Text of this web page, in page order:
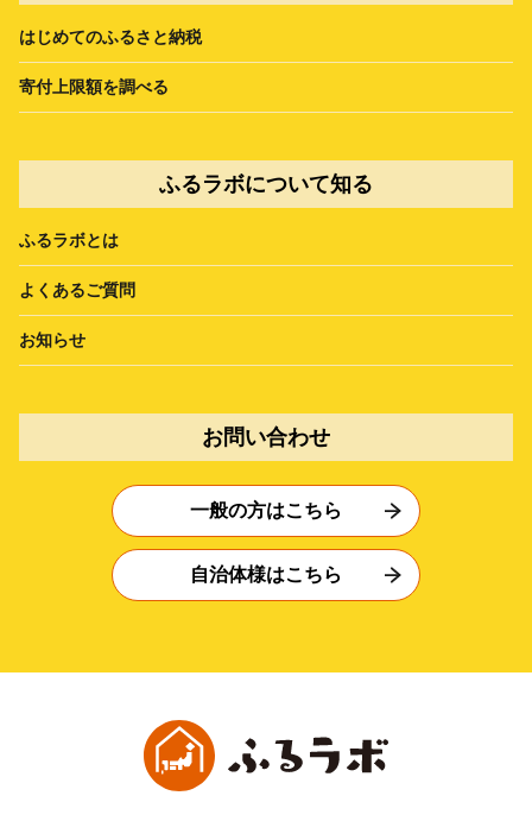
はじめてのふるさと納税
寄付上限額を調べる
ふるラボについて知る
ふるラボとは
よくあるご質問
お知らせ
お問い合わせ
一般の方はこちら
自治体様はこちら